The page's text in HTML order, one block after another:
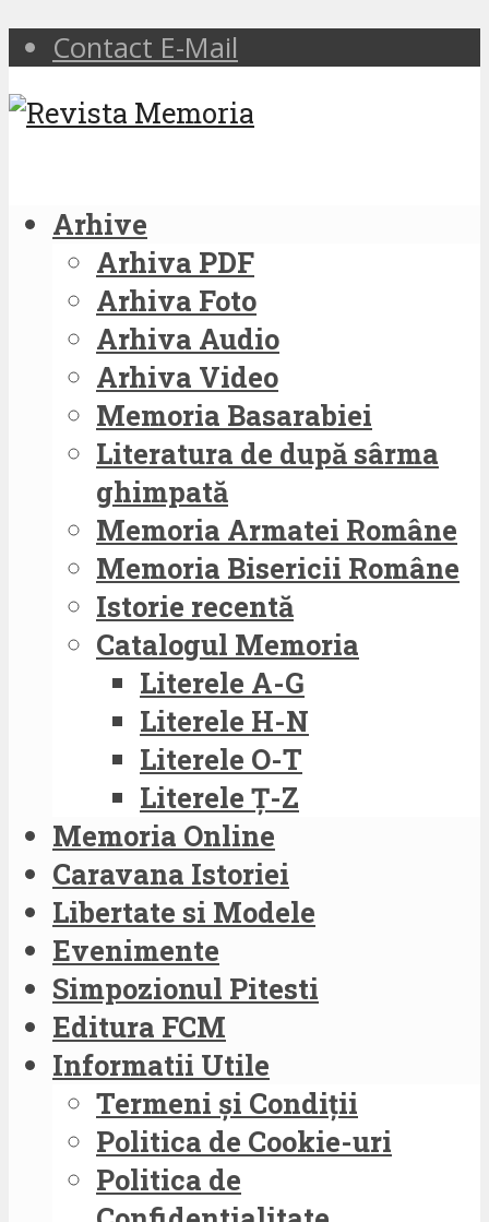
Contact E-Mail
Arhive
Arhiva PDF
Arhiva Foto
Arhiva Audio
Arhiva Video
Memoria Basarabiei
Literatura de după sârma
ghimpată
Memoria Armatei Române
Memoria Bisericii Române
Istorie recentă
Catalogul Memoria
Literele A-G
Literele H-N
Literele O-T
Literele Ț-Z
Memoria Online
Caravana Istoriei
Libertate si Modele
Evenimente
Simpozionul Pitesti
Editura FCM
Informatii Utile
Termeni și Condiții
Politica de Cookie-uri
Politica de